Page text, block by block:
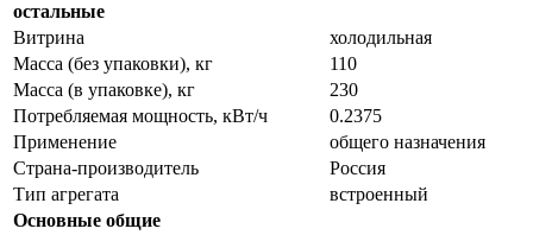
остальные
Витрина
холодильная
Масса (без упаковки), кг
110
Масса (в упаковке), кг
230
Потребляемая мощность, кВт/ч
0.2375
Применение
общего назначения
Страна-производитель
Россия
Тип агрегата
встроенный
Основные общие